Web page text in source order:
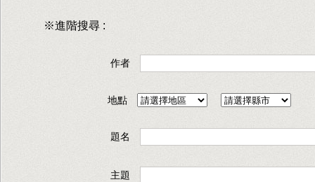
※進階搜尋 :
作者
地點
題名
主題